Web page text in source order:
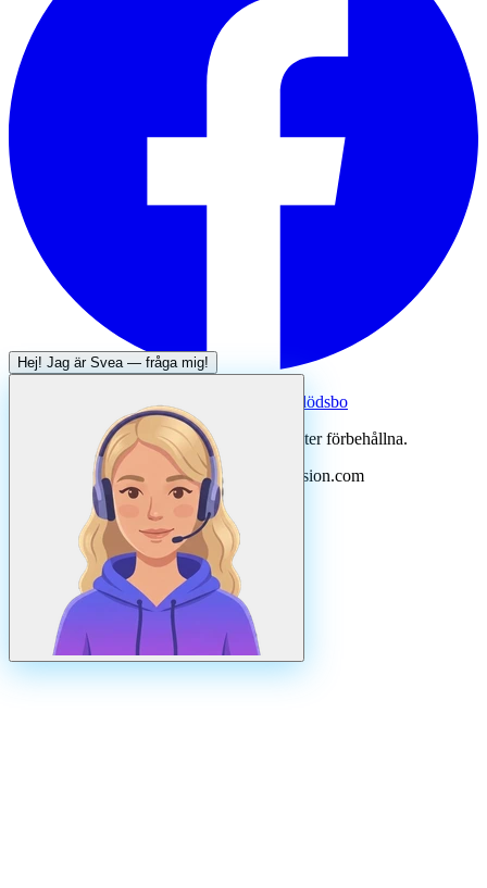
Dödsboofferter — hjälp med dödsbo
Svenska Hantverkare. Alla rättigheter förbehållna.
Uppdateradaugusti 2026· Drivs av N3ovision.com
Hej! Jag är Svea — fråga mig!